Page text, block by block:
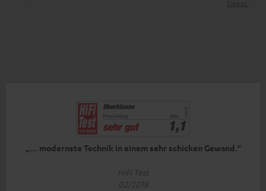
„… modernste Technik in einem sehr schicken Gewand.“
HiFi Test
02/2018